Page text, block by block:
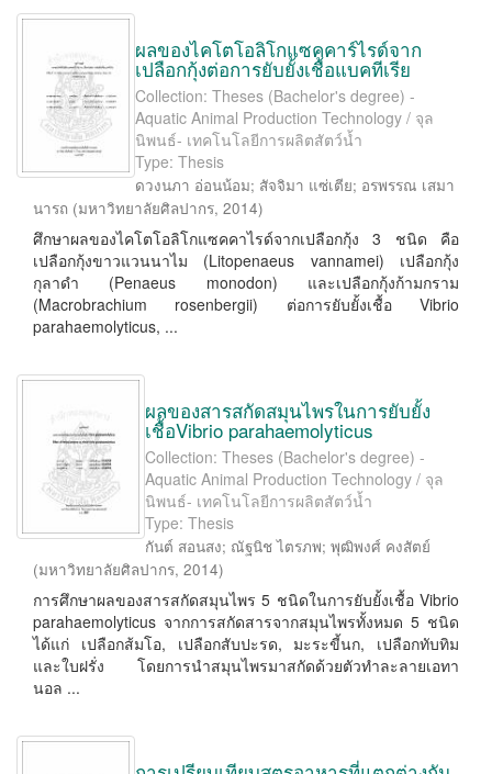
ผลของไคโตโอลิโกแซคคาร์ไรด์จาก
เปลือกกุ้งต่อการยับยั้งเชื้อแบคทีเรีย
Collection: Theses (Bachelor's degree) -
Aquatic Animal Production Technology / จุล
นิพนธ์- เทคโนโลยีการผลิตสัตว์น้ำ
Type: Thesis
ดวงนภา อ่อนน้อม; สัจจิมา แซ่เตีย; อรพรรณ เสมา
นารถ (มหาวิทยาลัยศิลปากร, 2014)
ศึกษาผลของไคโตโอลิโกแซคคาไรด์จากเปลือกกุ้ง 3 ชนิด คือ
เปลือกกุ้งขาวแวนนาไม (Litopenaeus vannamei) เปลือกกุ้ง
กุลาดำ (Penaeus monodon) และเปลือกกุ้งก้ามกราม
(Macrobrachium rosenbergii) ต่อการยับยั้งเชื้อ Vibrio
parahaemolyticus, ...
ผลของสารสกัดสมุนไพรในการยับยั้ง
เชื้อVibrio parahaemolyticus
Collection: Theses (Bachelor's degree) -
Aquatic Animal Production Technology / จุล
นิพนธ์- เทคโนโลยีการผลิตสัตว์น้ำ
Type: Thesis
กันต์ สอนสง; ณัฐนิช ไตรภพ;พุฒิพงศ์ คงสัตย์
(มหาวิทยาลัยศิลปากร, 2014)
การศึกษาผลของสารสกัดสมุนไพร 5 ชนิดในการยับยั้งเชื้อ Vibrio
parahaemolyticus จากการสกัดสารจากสมุนไพรทั้งหมด 5 ชนิด
ได้แก่ เปลือกส้มโอ, เปลือกสับปะรด, มะระขี้นก, เปลือกทับทิม
และใบฝรั่ง โดยการนําสมุนไพรมาสกัดด้วยตัวทําละลายเอทา
นอล ...